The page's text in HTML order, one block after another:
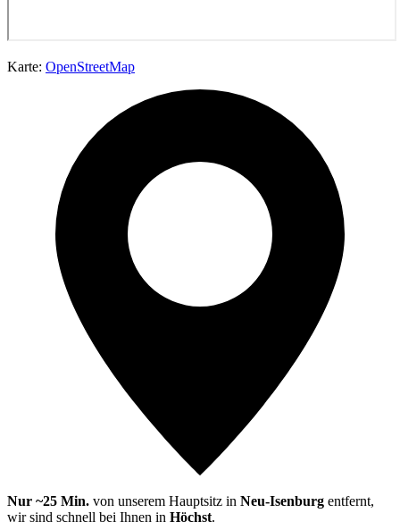
Karte: OpenStreetMap
Nur ~25 Min. von unserem Hauptsitz in Neu-Isenburg entfernt,
wir sind schnell bei Ihnen in Höchst.